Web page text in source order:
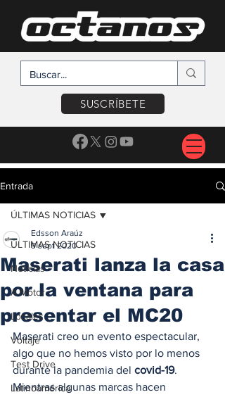
SUSCRÍBETE
Entrada
ÚLTIMAS NOTICIAS
Noticias
A Motor
Locales
Voltaje
Test Drive
Latinoamérica
ÚLTIMAS NOTICIAS
Maserati lanza la casa
por la ventana para
presentar el MC20
Edsson Araúz
9 sept 2020
Maserati creo un evento espectacular,
algo que no hemos visto por lo menos
durante la pandemia del covid-19.
Mientras algunas marcas hacen